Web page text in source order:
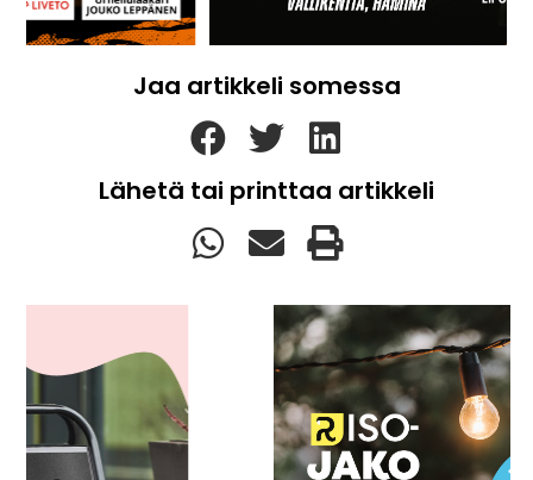
Jaa artikkeli somessa
Lähetä tai printtaa artikkeli